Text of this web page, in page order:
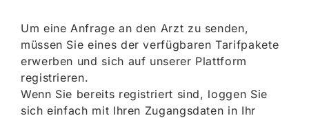
Um eine Anfrage an den Arzt zu senden,
müssen Sie eines der verfügbaren Tarifpakete
erwerben und sich auf unserer Plattform
registrieren.
Wenn Sie bereits registriert sind, loggen Sie
sich einfach mit Ihren Zugangsdaten in Ihr